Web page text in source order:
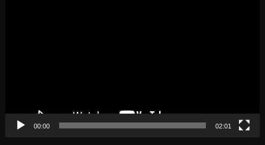
00:00 02:01